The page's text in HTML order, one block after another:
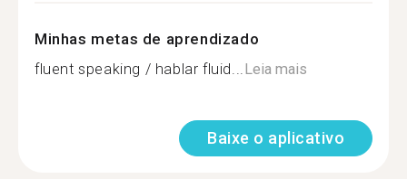
Minhas metas de aprendizado
fluent speaking / hablar fluid...Leia mais
Baixe o aplicativo